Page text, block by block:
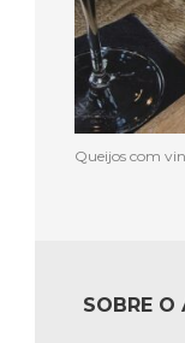
Queijos com
SOBRE O